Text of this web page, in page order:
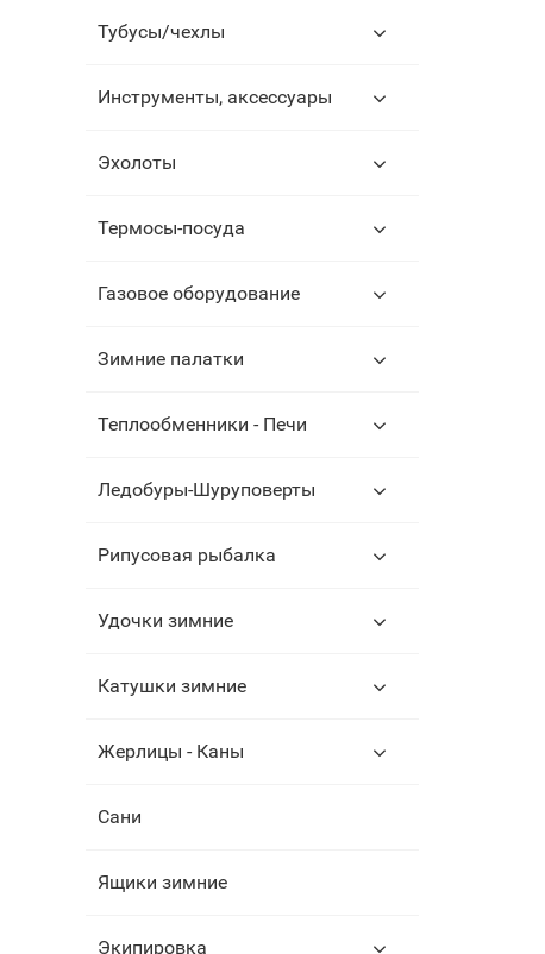
Тубусы/чехлы
Инструменты, аксессуары
Эхолоты
Термосы-посуда
Газовое оборудование
Зимние палатки
Теплообменники - Печи
Ледобуры-Шуруповерты
Рипусовая рыбалка
Удочки зимние
Катушки зимние
Жерлицы - Каны
Сани
Ящики зимние
Экипировка